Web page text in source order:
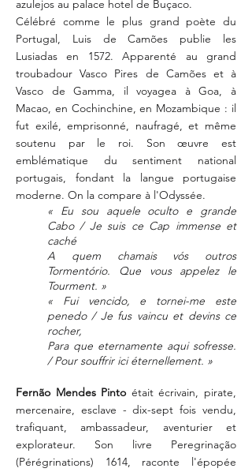
azulejos au palace hotel de Buçaco.
Célébré comme le plus grand poète du
Portugal, Luis de Camões publie les
Lusiadas en 1572. Apparenté au grand
troubadour Vasco Pires de Camões et à
Vasco de Gamma, il voyagea à Goa, à
Macao, en Cochinchine, en Mozambique : il
fut exilé, emprisonné, naufragé, et même
soutenu par le roi. Son œuvre est
emblématique du sentiment national
portugais, fondant la langue portugaise
moderne. On la compare à l'Odyssée.
« Eu sou aquele oculto e grande
Cabo / Je suis ce Cap immense et
caché
A quem chamais vós outros
Tormentório. Que vous appelez le
Tourment. »
« Fui vencido, e tornei-me este
penedo / Je fus vaincu et devins ce
rocher,
Para que eternamente aqui sofresse.
/ Pour souffrir ici éternellement. »
Fernão Mendes Pinto était écrivain, pirate,
mercenaire, esclave - dix-sept fois vendu,
trafiquant, ambassadeur, aventurier et
explorateur. Son livre Peregrinação
(Pérégrinations) 1614, raconte l'épopée